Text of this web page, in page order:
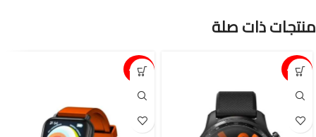
منتجات ذات صلة
15%-
15%-